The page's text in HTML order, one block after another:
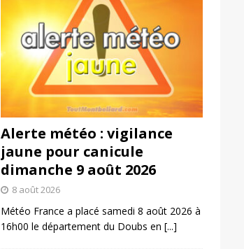
Alerte météo : vigilance
jaune pour canicule
dimanche 9 août 2026
8 août 2026
Météo France a placé samedi 8 août 2026 à
16h00 le département du Doubs en [...]